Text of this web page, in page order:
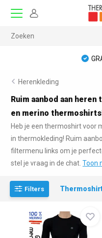
Herenkleding
Ruim aanbod aan
en merino
Heb je een thermoshirt voor
in thermokleding! Ruim
filtermenu links om je
stel je vraag in de chat.Toon
Filters